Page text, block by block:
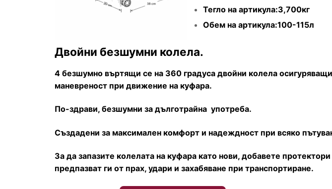
Тегло на артикула:3,700кг
Обем на артикула:100-115л
Двойни безшумни колела.
4 безшумно въртящи се на 360 градуса двойни колела
маневреност при движение на куфара.
По-здрави, безшумни за дълготрайна употреба.
Създадени за максимален комфорт и надеждност при всяко
За да запазите колелата на куфара като нови, добавете
предпазват ги от прах, удари и захабяване при транспортиране.